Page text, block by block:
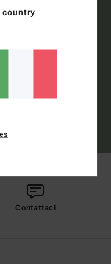
Uomo
Contattaci
country